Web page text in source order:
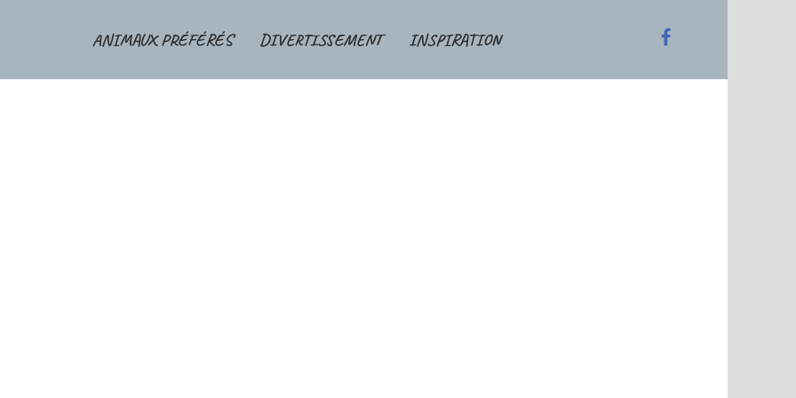
ANIMAUX PRÉFÉRÉS DIVERTISSEMENT INSPIRATION